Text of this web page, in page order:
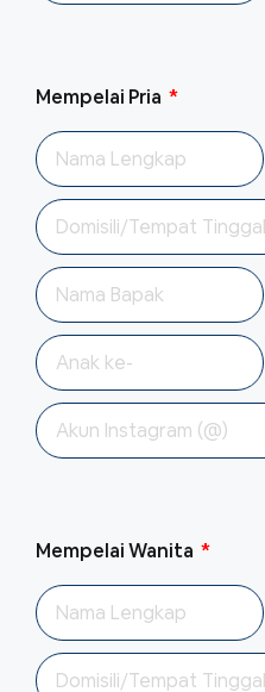
Mempelai Pria
Mempelai Wanita